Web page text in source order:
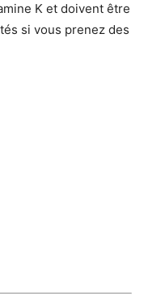
K et doivent être
si vous prenez des